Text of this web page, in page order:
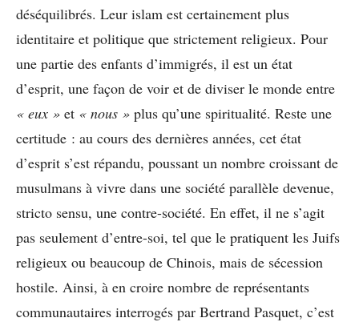
déséquilibrés. Leur islam est certainement plus
identitaire et politique que strictement religieux. Pour
une partie des enfants d’immigrés, il est un état
d’esprit, une façon de voir et de diviser le monde entre
« eux » et « nous » plus qu’une spiritualité. Reste une
certitude : au cours des dernières années, cet état
d’esprit s’est répandu, poussant un nombre croissant de
musulmans à vivre dans une société parallèle devenue,
stricto sensu, une contre-société. En effet, il ne s’agit
pas seulement d’entre-soi, tel que le pratiquent les Juifs
religieux ou beaucoup de Chinois, mais de sécession
hostile. Ainsi, à en croire nombre de représentants
communautaires interrogés par Bertrand Pasquet, c’est